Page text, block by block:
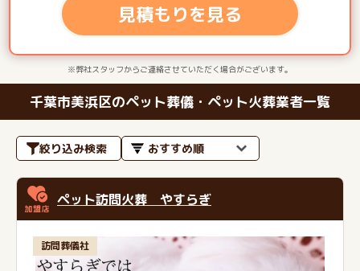
見積もりを見る
※弊社スタッフからご連絡させていただく場合がございます。
千葉市美浜区のペット葬儀・ペット火葬業者一覧
絞り込み検索
ペット訪問火葬 やすらぎ
訪問葬儀社